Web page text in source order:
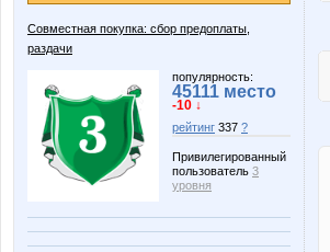
Совместная покупка: сбор предоплаты,
раздачи
популярность:
45111 место
-10 ↓
рейтинг 337 ?
Привилегированный
пользователь 3
уровня